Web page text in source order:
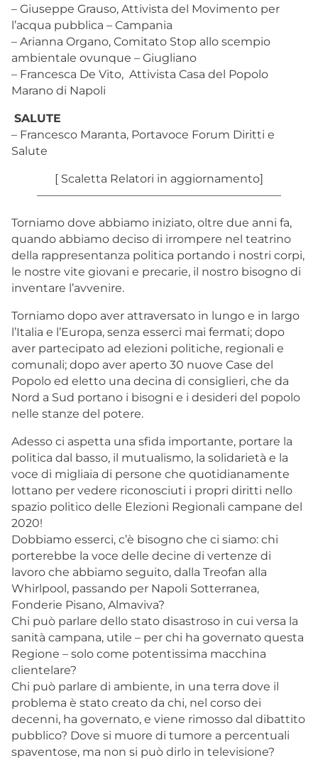
– Giuseppe Grauso, Attivista del Movimento per
l’acqua pubblica – Campania
– Arianna Organo, Comitato Stop allo scempio
ambientale ovunque – Giugliano
– Francesca De Vito, Attivista Casa del Popolo
Marano di Napoli
SALUTE
– Francesco Maranta, Portavoce Forum Diritti e
Salute
[ Scaletta Relatori in aggiornamento]
—————————————————————–
Torniamo dove abbiamo iniziato, oltre due anni fa,
quando abbiamo deciso di irrompere nel teatrino
della rappresentanza politica portando i nostri corpi,
le nostre vite giovani e precarie, il nostro bisogno di
inventare l’avvenire.
Torniamo dopo aver attraversato in lungo e in largo
l’Italia e l’Europa, senza esserci mai fermati; dopo
aver partecipato ad elezioni politiche, regionali e
comunali; dopo aver aperto 30 nuove Case del
Popolo ed eletto una decina di consiglieri, che da
Nord a Sud portano i bisogni e i desideri del popolo
nelle stanze del potere.
Adesso ci aspetta una sfida importante, portare la
politica dal basso, il mutualismo, la solidarietà e la
voce di migliaia di persone che quotidianamente
lottano per vedere riconosciuti i propri diritti nello
spazio politico delle Elezioni Regionali campane del
2020!
Dobbiamo esserci, c’è bisogno che ci siamo: chi
porterebbe la voce delle decine di vertenze di
lavoro che abbiamo seguito, dalla Treofan alla
Whirlpool, passando per Napoli Sotterranea,
Fonderie Pisano, Almaviva?
Chi può parlare dello stato disastroso in cui versa la
sanità campana, utile – per chi ha governato questa
Regione – solo come potentissima macchina
clientelare?
Chi può parlare di ambiente, in una terra dove il
problema è stato creato da chi, nel corso dei
decenni, ha governato, e viene rimosso dal dibattito
pubblico? Dove si muore di tumore a percentuali
spaventose, ma non si può dirlo in televisione?